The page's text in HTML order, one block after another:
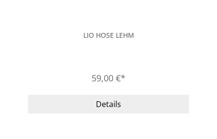
LIO HOSE LEHM
59,00 €*
Details